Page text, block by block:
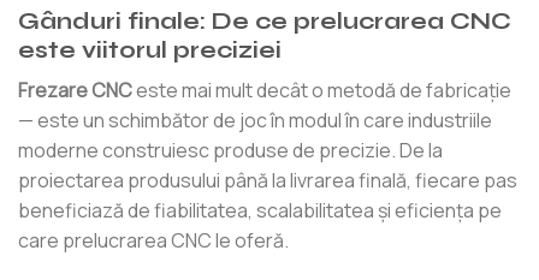
Gânduri finale: De ce prelucrarea CNC
este viitorul preciziei
Frezare CNCeste mai mult decât o metodă de fabricație
— este un schimbător de joc în modul în care industriile
moderne construiesc produse de precizie. De la
proiectarea produsului până la livrarea finală, fiecare pas
beneficiază de fiabilitatea, scalabilitatea și eficiența pe
care prelucrarea CNC le oferă.